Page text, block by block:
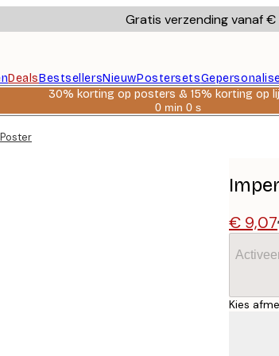
Gratis verzending vanaf €
DealsBestsellersNieuwPostersets
30% korting op posters & 15% korting op
0 min 0 s
Geldig
€ 9,07
Kies